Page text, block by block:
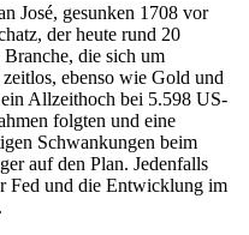
José, gesunken 1708 vor
der heute rund 20
die sich um
ebenso wie Gold und
Allzeithoch bei 5.598 US-
folgten und eine
Schwankungen beim
auf den Plan. Jedenfalls
Fed und die Entwicklung im